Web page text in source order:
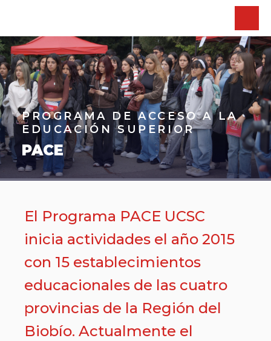
PROGRAMA DE ACCESO A LA
EDUCACIÓN SUPERIOR
PACE
El Programa PACE UCSC
inicia actividades el año 2015
con 15 establecimientos
educacionales de las cuatro
provincias de la Región del
Biobío. Actualmente el